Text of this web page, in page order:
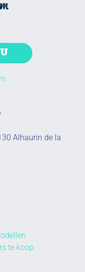
Alhaurin de la
te koop